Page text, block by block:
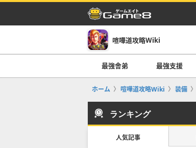
喧嘩道攻略Wiki
最強舎弟 最強支援
ホーム 喧嘩道攻略Wiki 装備
ランキング
人気記事